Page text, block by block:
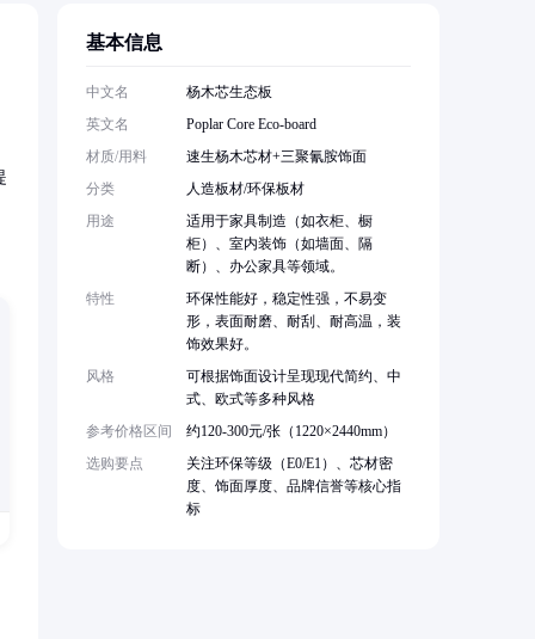
基本信息
中文名
杨木芯生态板
英文名
Poplar Core Eco-board
材质/用料
速生杨木芯材+三聚氰胺饰面
分类
人造板材/环保板材
用途
适用于家具制造（如衣柜、橱
柜）、室内装饰（如墙面、隔
断）、办公家具等领域。
特性
环保性能好，稳定性强，不易变
形，表面耐磨、耐刮、耐高温，装
饰效果好。
风格
可根据饰面设计呈现现代简约、中
式、欧式等多种风格
参考价格区间
约120-300元/张（1220×2440mm）
选购要点
关注环保等级（E0/E1）、芯材密
度、饰面厚度、品牌信誉等核心指
标